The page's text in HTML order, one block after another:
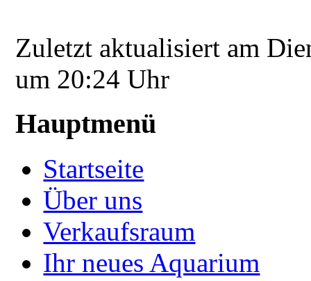
Zuletzt aktualisiert am
um 20:24 Uhr
Hauptmenü
Startseite
Über uns
Verkaufsraum
Ihr neues Aquarium